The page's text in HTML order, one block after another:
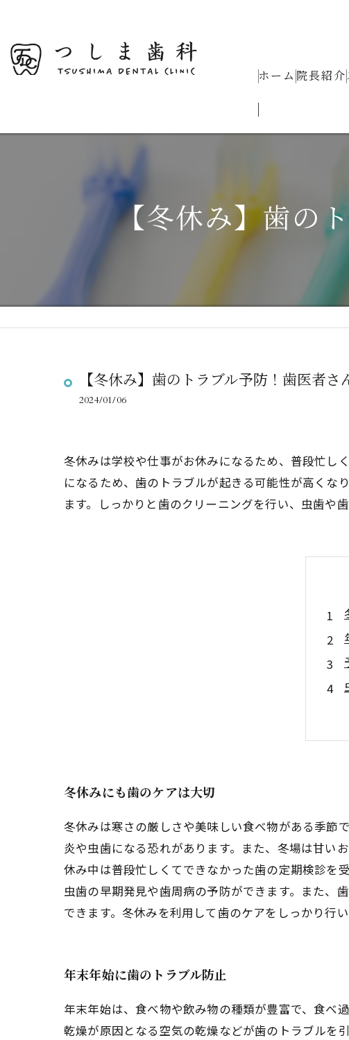
ホーム 院長紹介
【冬休み】歯の
【冬休み】歯のトラブル予防！歯医者さ
2024/01/06
冬休みは学校や仕事がお休みになるため、普段忙し
になるため、歯のトラブルが起きる可能性が高くな
ます。しっかりと歯のクリーニングを行い、虫歯や
冬休みにも歯のケアは大切
冬休みは寒さの厳しさや美味しい食べ物がある季節
炎や虫歯になる恐れがあります。また、冬場は甘い
休み中は普段忙しくてできなかった歯の定期検診を
虫歯の早期発見や歯周病の予防ができます。また、
できます。冬休みを利用して歯のケアをしっかり行
年末年始に歯のトラブル防止
年末年始は、食べ物や飲み物の種類が豊富で、食べ
乾燥が原因となる空気の乾燥などが歯のトラブルを